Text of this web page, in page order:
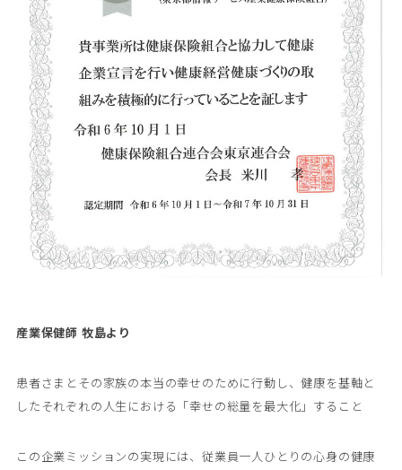
産業保健師 牧島より
患者さまとその家族の本当の幸せのために行動し、健康を基軸と
したそれぞれの人生における「幸せの総量を最大化」すること
この企業ミッションの実現には、従業員一人ひとりの心身の健康